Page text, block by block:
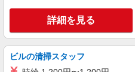
詳細を見る
ビルの清掃スタッフ